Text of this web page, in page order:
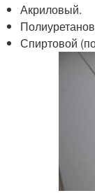
Акриловый.
Спиртовой